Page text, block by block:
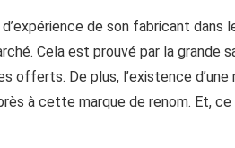
de son fabricant dans
Cela est prouvé par la
offerts. De plus, l’existence
à cette marque de renom. Et,